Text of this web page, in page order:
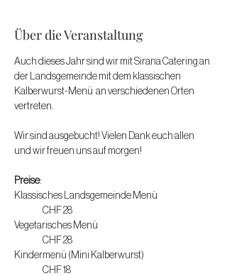
Über die Veranstaltung
Auch dieses Jahr sind wir mit Sirana Catering an
der Landsgemeinde mit dem klassischen
Kalberwurst-Menü  an verschiedenen Orten
vertreten.
Wir sind ausgebucht! Vielen Dank euch allen
und wir freuen uns auf morgen!
Preise:
Klassisches Landsgemeinde Menü
	CHF 28
Vegetarisches Menü
	CHF 28
Kindermenü (Mini Kalberwurst)
	CHF 18